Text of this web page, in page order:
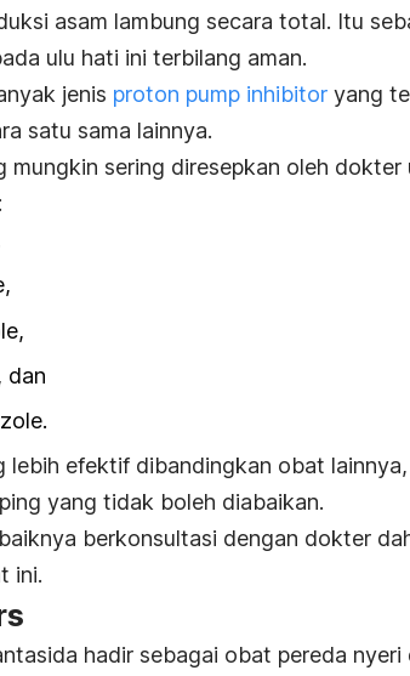
asam lambung secara total. Itu
ulu hati ini terbilang aman.
jenis proton pump inhibitor yang
satu sama lainnya.
mungkin sering diresepkan oleh
dan
lebih efektif dibandingkan obat
yang tidak boleh diabaikan.
berkonsultasi dengan dokter
ini.
hadir sebagai obat pereda nyeri